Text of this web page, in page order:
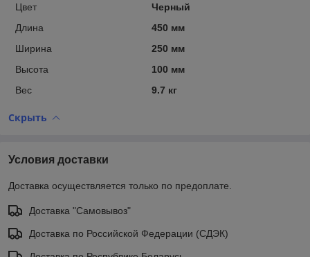
Цвет
Черный
Длина
450 мм
Ширина
250 мм
Высота
100 мм
Вес
9.7 кг
Скрыть
Условия доставки
Доставка осуществляется только по предоплате.
Доставка "Самовывоз"
Доставка по Российской Федерации (СДЭК)